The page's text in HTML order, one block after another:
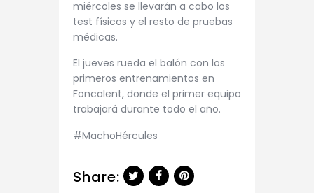
miércoles se llevarán a cabo los
test físicos y el resto de pruebas
médicas.
El jueves rueda el balón con los
primeros entrenamientos en
Foncalent, donde el primer equipo
trabajará durante todo el año.
#MachoHércules
Share: